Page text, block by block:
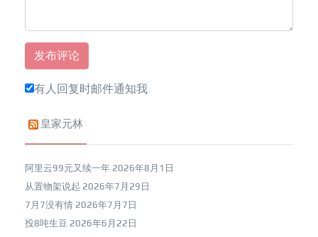
有人回复时邮件通知我
皇家元林
阿里云99元又续一年 2026年8月1日
从置物架说起 2026年7月29日
7月7没有情 2026年7月7日
投8吨生豆 2026年6月22日